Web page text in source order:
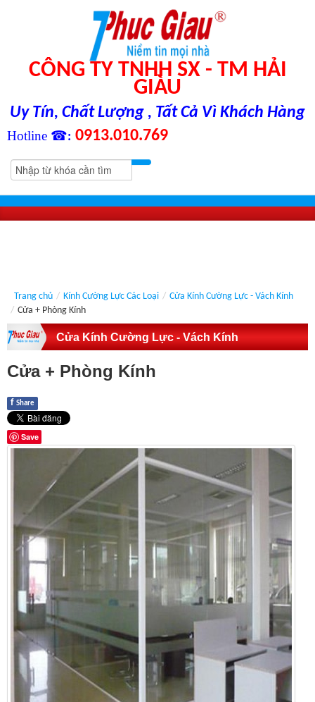
CÔNG TY TNHH SX - TM HẢI
GIÀU
Uy Tín, Chất Lượng , Tất Cả Vì Khách Hàng
Hotline ☎: 0913.010.769
Trang chủ / Kính Cường Lực Các Loại / Cửa Kính Cường Lực - Vách Kính
/ Cửa + Phòng Kính
Cửa Kính Cường Lực - Vách Kính
Cửa + Phòng Kính
f Share
Save